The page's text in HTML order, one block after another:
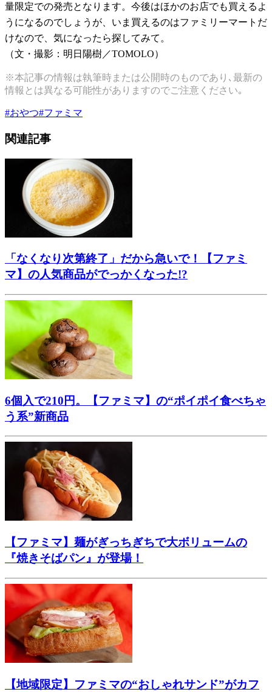
量限定での発売となります。今後はほかのお店でも買えるよ
うになるのでしょうが、いま買えるのはファミリーマートだ
けなので、気になったら探してみて。
（文・撮影：明日陽樹／TOMOLO）
※本記事の情報は執筆時または公開時のものであり､最新の
情報とは異なる可能性がありますのでご注意ください｡
#おやつ#ファミマ
関連記事
「なくなり次第終了」だから急いで！【ファミ
マ】の人気商品がでっかくなった!?
6個入で210円。【ファミマ】の“ポイポイ食べちゃ
う系”新商品
【ファミマ】麺がぎっちぎちで大ボリュームの
『焼きそばパン』が登場！
【地域限定】ファミマの“おしゃれサンド”がカフ